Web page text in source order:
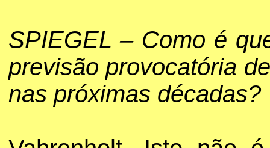
SPIEGEL – Como é
previsão provocatória
nas próximas décadas?